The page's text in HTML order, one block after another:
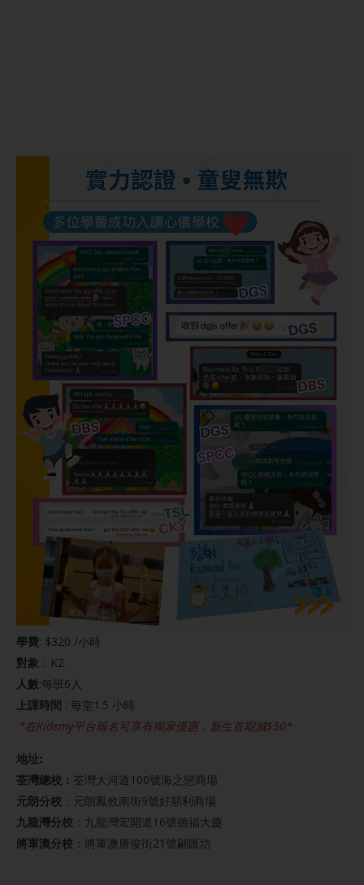
學費: $320 /小時
對象 ：K2
人數:每班6人
上課時間 : 每堂1.5 小時
*在Kidemy平台報名可享有獨家優惠，新生首期減$50*
地址:
荃灣總校： 荃灣大河道100號海之戀商場
元朗分校 ：元朗鳳攸南街9號好順利商場
九龍灣分校 ：九龍灣宏開道16號德福大廈
將軍澳分校 ：將軍澳唐俊街21號翩匯坊